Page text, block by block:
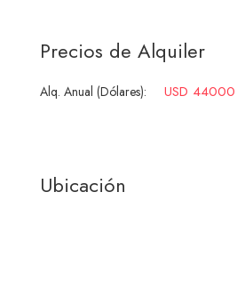
Precios de Alquiler
Alq. Anual (Dólares): USD 44000
Ubicación